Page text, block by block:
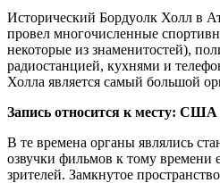
Исторический Бордуолк Холл в
провел многочисленные
некоторые из знаменитостей),
радиостанцией, кухнями и
Холла является самый большой
Запись относится к месту: США
В те времена органы являлись
озвучки фильмов к тому времени
зрителей. Замкнутое